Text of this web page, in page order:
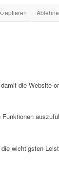
die Website
wichtigsten